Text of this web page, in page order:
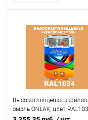
Высокоглянцевая
эмаль ONLAK, цвет
комплекте с отвердителем